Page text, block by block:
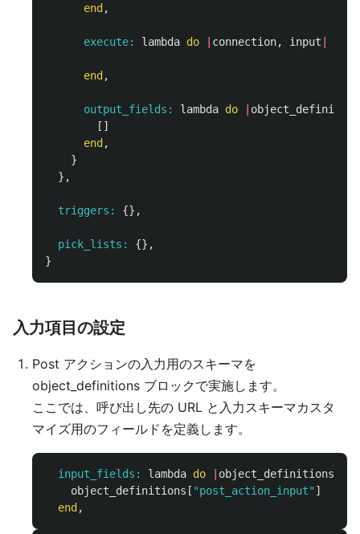
end ,
execute: lambda do connection, input
end ,
output_fields: lambda do
[]
end ,
}
},
triggers: {},
pick_lists: {},
}
入力項目の設定
Post アクションの入力用のスキーマを
object_definitions ブロックで実施します。
ここでは、呼び出し先の URL と入力スキーマカスタ
マイズ用のフィールドを定義します。
input_fields: lambda do object_definitions
object_definitions [ "post_action_input" ]
end ,